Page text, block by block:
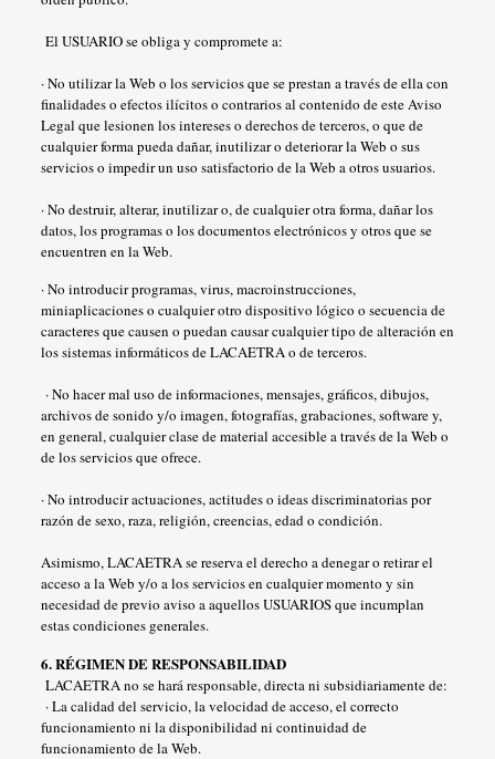
El USUARIO se obliga y compromete a:
· No utilizar la Web o los servicios que se prestan a través de ella con
finalidades o efectos ilícitos o contrarios al contenido de este Aviso
Legal que lesionen los intereses o derechos de terceros, o que de
cualquier forma pueda dañar, inutilizar o deteriorar la Web o sus
servicios o impedir un uso satisfactorio de la Web a otros usuarios.
· No destruir, alterar, inutilizar o, de cualquier otra forma, dañar los
datos, los programas o los documentos electrónicos y otros que se
encuentren en la Web.
· No introducir programas, virus, macroinstrucciones,
miniaplicaciones o cualquier otro dispositivo lógico o secuencia de
caracteres que causen o puedan causar cualquier tipo de alteración en
los sistemas informáticos de LACAETRA o de terceros.
· No hacer mal uso de informaciones, mensajes, gráficos, dibujos,
archivos de sonido y/o imagen, fotografías, grabaciones, software y,
en general, cualquier clase de material accesible a través de la Web o
de los servicios que ofrece.
· No introducir actuaciones, actitudes o ideas discriminatorias por
razón de sexo, raza, religión, creencias, edad o condición.
Asimismo, LACAETRA se reserva el derecho a denegar o retirar el
acceso a la Web y/o a los servicios en cualquier momento y sin
necesidad de previo aviso a aquellos USUARIOS que incumplan
estas condiciones generales.
6. RÉGIMEN DE RESPONSABILIDAD
LACAETRA no se hará responsable, directa ni subsidiariamente de:
· La calidad del servicio, la velocidad de acceso, el correcto
funcionamiento ni la disponibilidad ni continuidad de
funcionamiento de la Web.